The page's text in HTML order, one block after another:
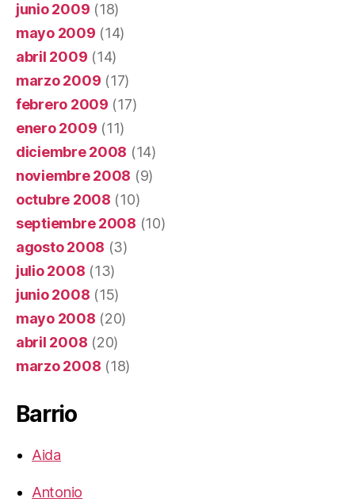
junio 2009 (18)
mayo 2009 (14)
abril 2009 (14)
marzo 2009 (17)
febrero 2009 (17)
enero 2009 (11)
diciembre 2008 (14)
noviembre 2008 (9)
octubre 2008 (10)
septiembre 2008 (10)
agosto 2008 (3)
julio 2008 (13)
junio 2008 (15)
mayo 2008 (20)
abril 2008 (20)
marzo 2008 (18)
Barrio
Aida
Antonio